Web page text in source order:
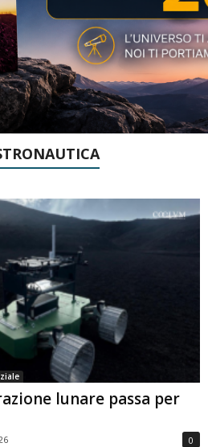
lunare passa per
0